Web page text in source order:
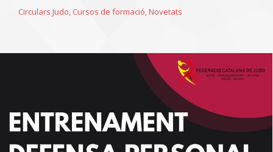
Circulars Judo, Cursos de formació,Novetats